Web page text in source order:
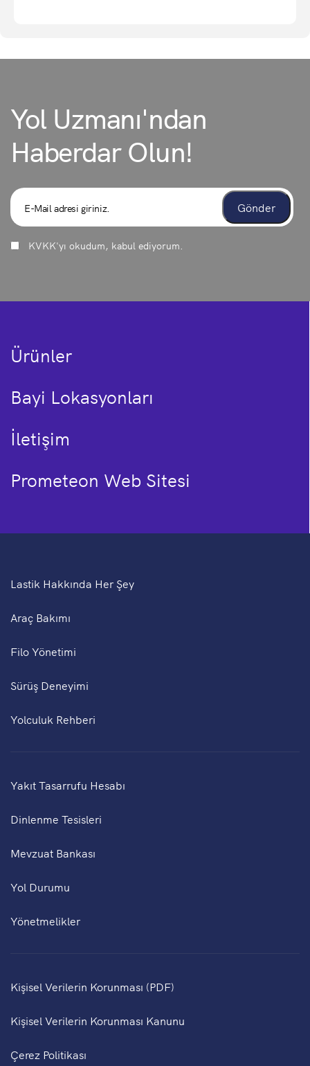
Yol Uzmanı'ndan
Haberdar Olun!
KVKK'yı okudum, kabul ediyorum.
Ürünler
Bayi Lokasyonları
İletişim
Prometeon Web Sitesi
Lastik Hakkında Her Şey
Araç Bakımı
Filo Yönetimi
Sürüş Deneyimi
Yolculuk Rehberi
Yakıt Tasarrufu Hesabı
Dinlenme Tesisleri
Mevzuat Bankası
Yol Durumu
Yönetmelikler
Kişisel Verilerin Korunması (PDF)
Kişisel Verilerin Korunması Kanunu
Çerez Politikası